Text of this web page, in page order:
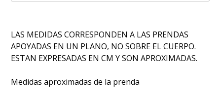
LAS MEDIDAS CORRESPONDEN A LAS PRENDAS
APOYADAS EN UN PLANO, NO SOBRE EL CUERPO.
ESTAN EXPRESADAS EN CM Y SON APROXIMADAS.
Medidas aproximadas de la prenda